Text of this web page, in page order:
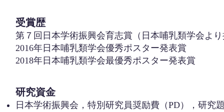
受賞歴
第７回日本学術振興会育志賞（日本哺乳類学会よ
2016年日本哺乳類学会優秀ポスター発表賞
2018年日本哺乳類学会最優秀ポスター発表賞
研究資金
日本学術振興会，特別研究員奨励費（PD），研究